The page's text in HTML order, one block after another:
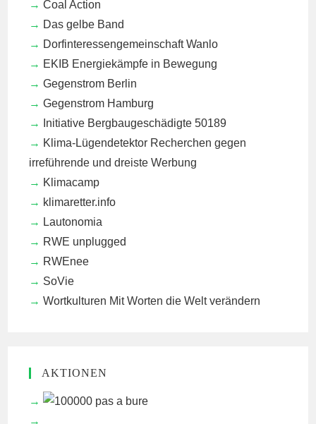
Coal Action
Das gelbe Band
Dorfinteressengemeinschaft Wanlo
EKIB Energiekämpfe in Bewegung
Gegenstrom Berlin
Gegenstrom Hamburg
Initiative Bergbaugeschädigte 50189
Klima-Lügendetektor Recherchen gegen
irreführende und dreiste Werbung
Klimacamp
klimaretter.info
Lautonomia
RWE unplugged
RWEnee
SoVie
Wortkulturen Mit Worten die Welt verändern
AKTIONEN